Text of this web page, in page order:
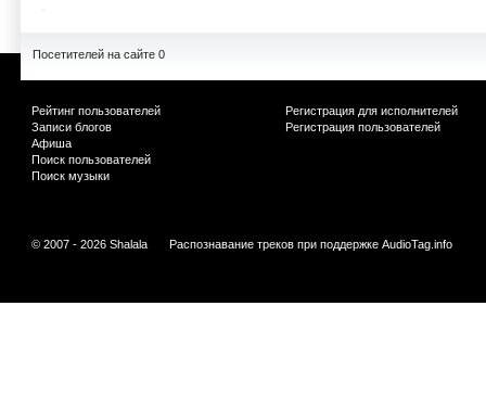
Посетителей на сайте 0
Рейтинг пользователей
Записи блогов
Афиша
Поиск пользователей
Поиск музыки
Регистрация для исполнителей
Регистрация пользователей
© 2007 - 2026 Shalala Распознавание треков при поддержке AudioTag.info